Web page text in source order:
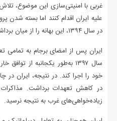
غربی با امنیتی‌سازی این موضوع، تلاش
در سال ۱۳۹۴، این بهانه را از میان برداشت.
ایران پس از امضای برجام به تمامی
سال ۱۳۹۷ به‌طور یکجانبه از
خود را اجرا کند. در نتیجه، ایران
در کاهش تعهدات برداشت. مذاکرات
زیاده‌خواهی‌های غرب به نتیجه نرسید.